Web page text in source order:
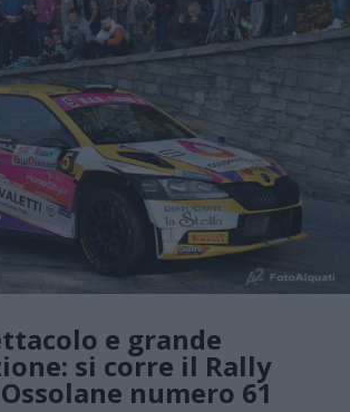
e grande
si corre il Rally
numero 61